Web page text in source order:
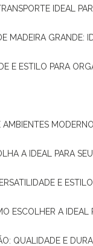
IDEAL
MADEIRA GRANDE:
E ESTILO PARA
A IDEAL PARA
E
ESCOLHER A IDEAL
QUALIDADE E